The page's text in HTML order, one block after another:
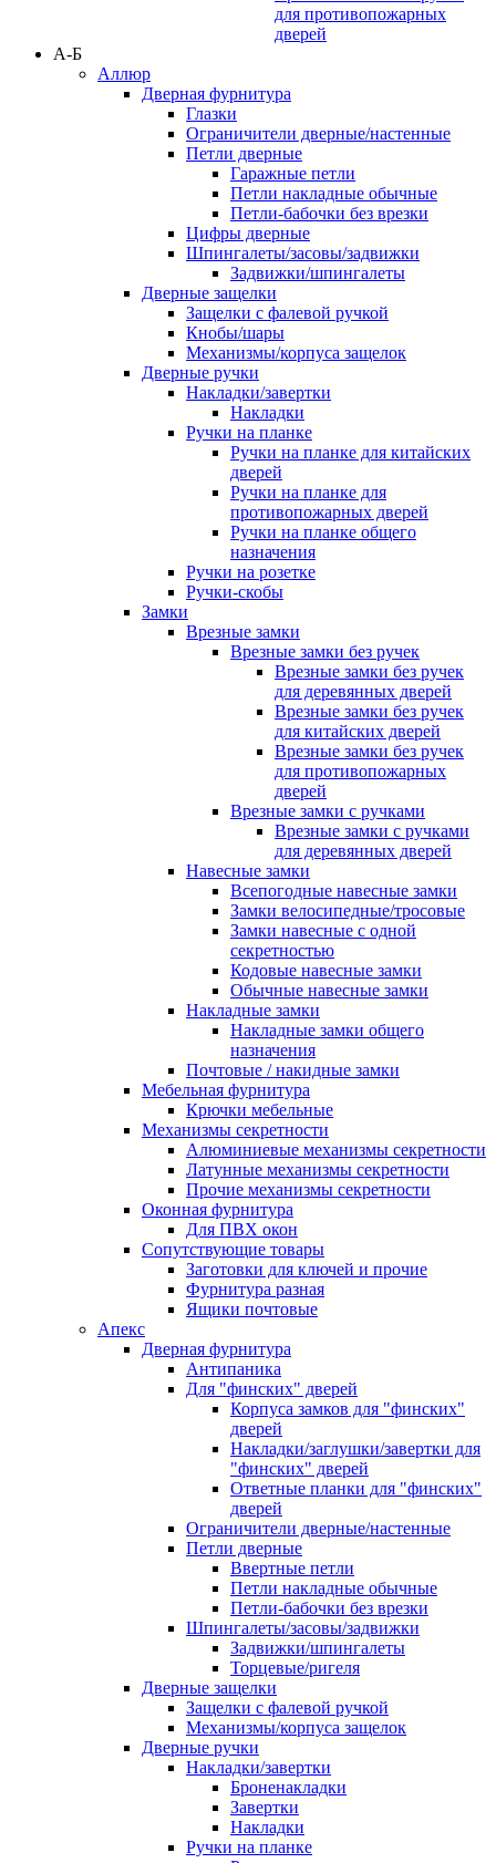
для противопожарных
дверей
А-Б
Аллюр
Дверная фурнитура
Глазки
Ограничители дверные/настенные
Петли дверные
Гаражные петли
Петли накладные обычные
Петли-бабочки без врезки
Цифры дверные
Шпингалеты/засовы/задвижки
Задвижки/шпингалеты
Дверные защелки
Защелки с фалевой ручкой
Кнобы/шары
Механизмы/корпуса защелок
Дверные ручки
Накладки/завертки
Накладки
Ручки на планке
Ручки на планке для китайских
дверей
Ручки на планке для
противопожарных дверей
Ручки на планке общего
назначения
Ручки на розетке
Ручки-скобы
Замки
Врезные замки
Врезные замки без ручек
Врезные замки без ручек
для деревянных дверей
Врезные замки без ручек
для китайских дверей
Врезные замки без ручек
для противопожарных
дверей
Врезные замки с ручками
Врезные замки с ручками
для деревянных дверей
Навесные замки
Всепогодные навесные замки
Замки велосипедные/тросовые
Замки навесные с одной
секретностью
Кодовые навесные замки
Обычные навесные замки
Накладные замки
Накладные замки общего
назначения
Почтовые / накидные замки
Мебельная фурнитура
Крючки мебельные
Механизмы секретности
Алюминиевые механизмы секретности
Латунные механизмы секретности
Прочие механизмы секретности
Оконная фурнитура
Для ПВХ окон
Сопутствующие товары
Заготовки для ключей и прочие
Фурнитура разная
Ящики почтовые
Апекс
Дверная фурнитура
Антипаника
Для "финских" дверей
Корпуса замков для "финских"
дверей
Накладки/заглушки/завертки для
"финских" дверей
Ответные планки для "финских"
дверей
Ограничители дверные/настенные
Петли дверные
Ввертные петли
Петли накладные обычные
Петли-бабочки без врезки
Шпингалеты/засовы/задвижки
Задвижки/шпингалеты
Торцевые/ригеля
Дверные защелки
Защелки с фалевой ручкой
Механизмы/корпуса защелок
Дверные ручки
Накладки/завертки
Броненакладки
Завертки
Накладки
Ручки на планке